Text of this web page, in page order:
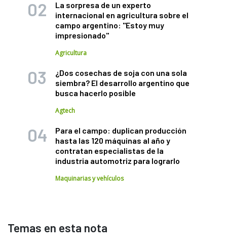
La sorpresa de un experto
internacional en agricultura sobre el
campo argentino: "Estoy muy
impresionado"
Agricultura
¿Dos cosechas de soja con una sola
siembra? El desarrollo argentino que
busca hacerlo posible
Agtech
Para el campo: duplican producción
hasta las 120 máquinas al año y
contratan especialistas de la
industria automotriz para lograrlo
Maquinarias y vehículos
Temas en esta nota